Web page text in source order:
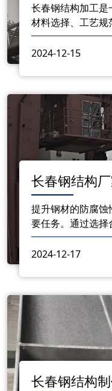
长春钢结构加工是
材料选择、工艺规
过关注这些关键
确保工程的安全和
2024-12-15
长春钢结构
的有效措施
提升钢材的防腐
要任务。通过选择
面处理技术、加
查以及采用新型防
2024-12-17
长春钢结构